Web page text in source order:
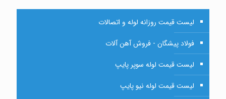
لیست قیمت روزانه لوله و اتصالات
فولاد پیشگان - فروش آهن آلات
لیست قیمت لوله سوپر پایپ
لیست قیمت لوله نیو پایپ